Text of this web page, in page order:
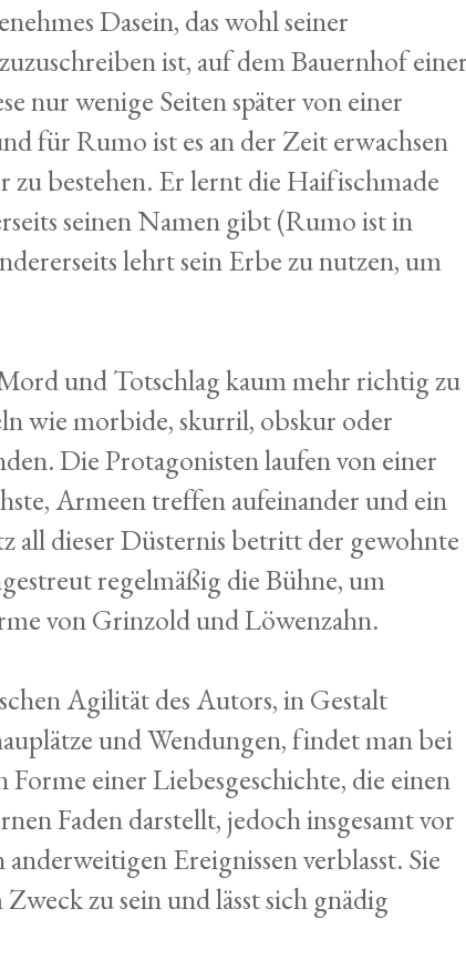
Dasein, das wohl seiner
ist, auf dem Bauernhof
nur wenige Seiten später von einer
für Rumo ist es an der Zeit erwachsen
bestehen. Er lernt die Haifischmade
seinen Namen gibt (Rumo ist in
lehrt sein Erbe zu nutzen, um
und Totschlag kaum mehr richtig zu
wie morbide, skurril, obskur oder
Die Protagonisten laufen von einer
Armeen treffen aufeinander und ein
all dieser Düsternis betritt der gewohnte
regelmäßig die Bühne, um
von Grinzold und Löwenzahn.
Agilität des Autors, in Gestalt
und Wendungen, findet man bei
einer Liebesgeschichte, die einen
Faden darstellt, jedoch insgesamt vor
Ereignissen verblasst. Sie
zu sein und lässt sich gnädig